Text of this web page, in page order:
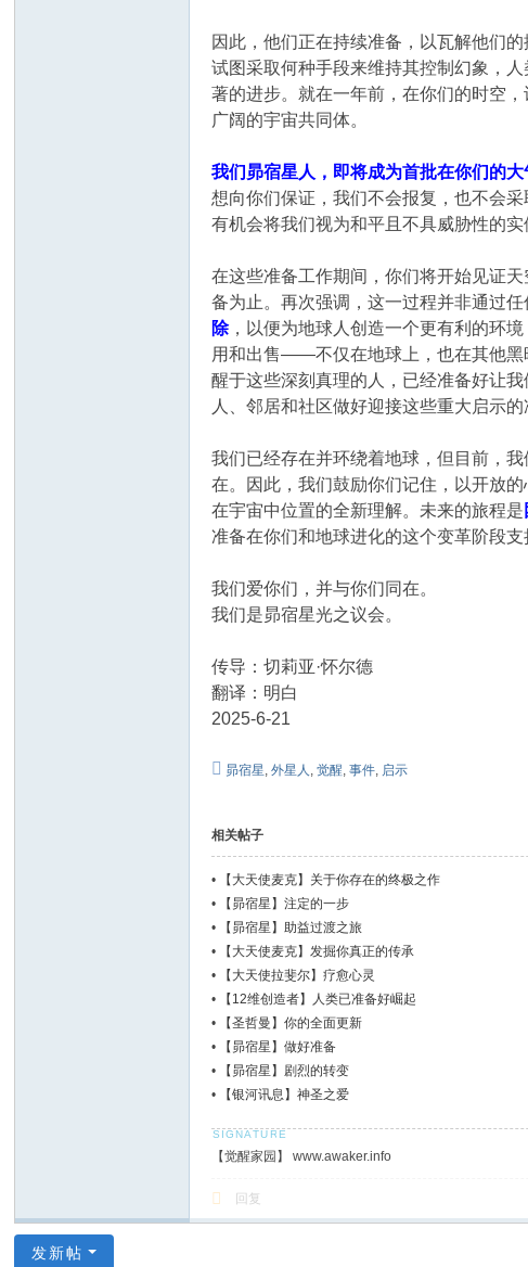
因此，他们正在持续准备，以瓦解他们
试图采取何种手段来维持其控制幻象，
著的进步。就在一年前，在你们的时空
广阔的宇宙共同体。
我们昴宿星人，即将成为首批在你们的
想向你们保证，我们不会报复，也不会
有机会将我们视为和平且不具威胁性的实
在这些准备工作期间，你们将开始见证
备为止。再次强调，这一过程并非通过
除，以便为地球人创造一个更有利的环
用和出售——不仅在地球上，也在其他黑
醒于这些深刻真理的人，已经准备好让
人、邻居和社区做好迎接这些重大启示的
我们已经存在并环绕着地球，但目前，
在。因此，我们鼓励你们记住，以开放
在宇宙中位置的全新理解。未来的旅程是
准备在你们和地球进化的这个变革阶段支
我们爱你们，并与你们同在。
我们是昴宿星光之议会。
传导：切莉亚·怀尔德
翻译：明白
2025-6-21
昴宿星,外星人 ,觉醒,事件, 启示
相关帖子
• 【大天使麦克】关于你存在的终极之作
•
【昴宿星】注定的一步
•
【昴宿星】助益过渡之旅
•
【大天使麦克】发掘你真正的传承
•
【大天使拉斐尔】疗愈心灵
•
【12维创造者】人类已准备好崛起
•
【圣哲曼】你的全面更新
•
【昴宿星】做好准备
•
【昴宿星】剧烈的转变
•
【银河讯息】神圣之爱
【觉醒家园】 www.awaker.info
回复
发新帖